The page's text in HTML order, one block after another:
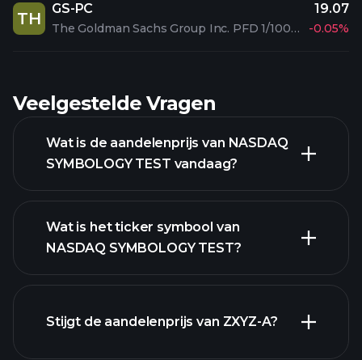
TH
GS-PC
The Goldman Sachs Group Inc. PFD 1/1000 C
19.07
-0.05%
Veelgestelde Vragen
Wat is de aandelenprijs van NASDAQ
SYMBOLOGY TEST vandaag?
grafiek
Wat is het ticker symbool van
NASDAQ SYMBOLOGY TEST?
Stijgt de aandelenprijs van ZXYZ-A?